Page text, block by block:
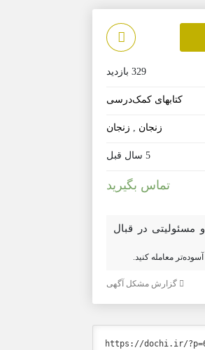
329 بازدید
کتابهای کمک‌درسی
زنجان زنجان
5 سال قبل
تماس بگیرید
مسئولیتی در قبال
معامله کنید.
گزارش مشکل آگهی